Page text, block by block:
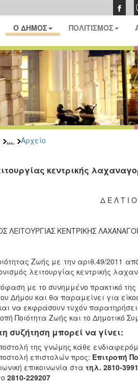
Ο ΔΗΜΟΣ ΠΟΛΙΤΙΣΜΟΣ
... Αρχείο
κεντρικής
Δ Ε Λ Τ Ι
ΛΕΙΤΟΥΡΓΙΑΣ ΚΕΝΤΡΙΚΗΣ
Ζωής με την αριθ.49/2011
λειτουργίας κεντρικής
με το συνημμένο πρακτικό της
Δήμου και θα παραμείνει για
να εκφράσουν τυχόν
Ποιότητα Ζωής και το Δημοτικό
συζήτηση μπορεί να γίνει:
της γνώμης κάθε
επιστολών προς: Επιτροπή
επικοινωνία στα τηλ. 2810-
2810-229207